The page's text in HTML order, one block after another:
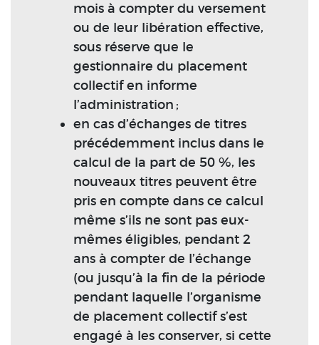
mois à compter du versement
ou de leur libération effective,
sous réserve que le
gestionnaire du placement
collectif en informe
l’administration ;
en cas d’échanges de titres
précédemment inclus dans le
calcul de la part de 50 %, les
nouveaux titres peuvent être
pris en compte dans ce calcul
même s’ils ne sont pas eux-
mêmes éligibles, pendant 2
ans à compter de l’échange
(ou jusqu’à la fin de la période
pendant laquelle l’organisme
de placement collectif s’est
engagé à les conserver, si cette